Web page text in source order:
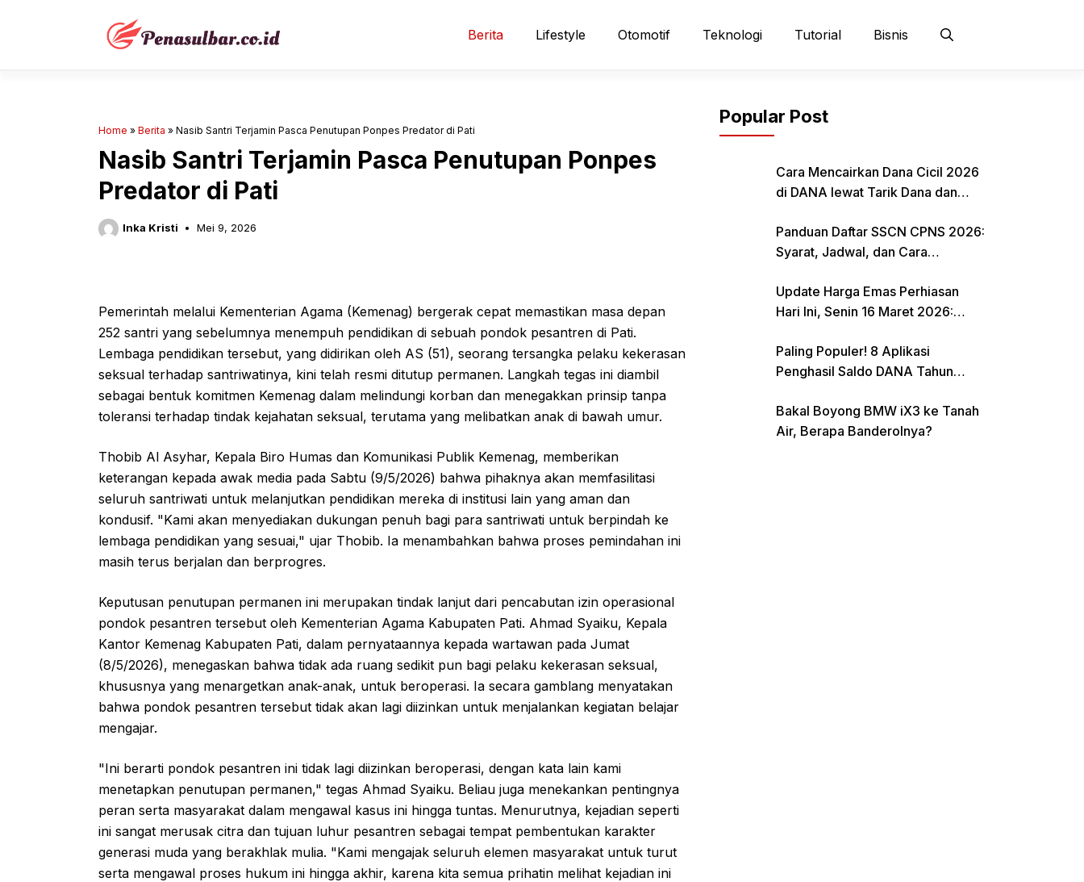
Berita Lifestyle Otomotif Teknologi Tutorial Bisnis
Home » Berita » Nasib Santri Terjamin Pasca Penutupan Ponpes Predator di Pati
Nasib Santri Terjamin Pasca Penutupan Ponpes
Predator di Pati
Inka Kristi Mei 9, 2026
Pemerintah melalui Kementerian Agama (Kemenag) bergerak cepat memastikan masa depan
252 santri yang sebelumnya menempuh pendidikan di sebuah pondok pesantren di Pati.
Lembaga pendidikan tersebut, yang didirikan oleh AS (51), seorang tersangka pelaku kekerasan
seksual terhadap santriwatinya, kini telah resmi ditutup permanen. Langkah tegas ini diambil
sebagai bentuk komitmen Kemenag dalam melindungi korban dan menegakkan prinsip tanpa
toleransi terhadap tindak kejahatan seksual, terutama yang melibatkan anak di bawah umur.
Thobib Al Asyhar, Kepala Biro Humas dan Komunikasi Publik Kemenag, memberikan
keterangan kepada awak media pada Sabtu (9/5/2026) bahwa pihaknya akan memfasilitasi
seluruh santriwati untuk melanjutkan pendidikan mereka di institusi lain yang aman dan
kondusif. "Kami akan menyediakan dukungan penuh bagi para santriwati untuk berpindah ke
lembaga pendidikan yang sesuai," ujar Thobib. Ia menambahkan bahwa proses pemindahan ini
masih terus berjalan dan berprogres.
Keputusan penutupan permanen ini merupakan tindak lanjut dari pencabutan izin operasional
pondok pesantren tersebut oleh Kementerian Agama Kabupaten Pati. Ahmad Syaiku, Kepala
Kantor Kemenag Kabupaten Pati, dalam pernyataannya kepada wartawan pada Jumat
(8/5/2026), menegaskan bahwa tidak ada ruang sedikit pun bagi pelaku kekerasan seksual,
khususnya yang menargetkan anak-anak, untuk beroperasi. Ia secara gamblang menyatakan
bahwa pondok pesantren tersebut tidak akan lagi diizinkan untuk menjalankan kegiatan belajar
mengajar.
"Ini berarti pondok pesantren ini tidak lagi diizinkan beroperasi, dengan kata lain kami
menetapkan penutupan permanen," tegas Ahmad Syaiku. Beliau juga menekankan pentingnya
peran serta masyarakat dalam mengawal kasus ini hingga tuntas. Menurutnya, kejadian seperti
ini sangat merusak citra dan tujuan luhur pesantren sebagai tempat pembentukan karakter
generasi muda yang berakhlak mulia. "Kami mengajak seluruh elemen masyarakat untuk turut
serta mengawal proses hukum ini hingga akhir, karena kita semua prihatin melihat kejadian ini
Popular Post
Cara Mencairkan Dana Cicil 2026
di DANA lewat Tarik Dana dan
Panduan Daftar SSCN CPNS 2026:
Syarat, Jadwal, dan Cara
Update Harga Emas Perhiasan
Hari Ini, Senin 16 Maret 2026:
Paling Populer! 8 Aplikasi
Penghasil Saldo DANA Tahun
Bakal Boyong BMW iX3 ke Tanah
Air, Berapa Banderolnya?